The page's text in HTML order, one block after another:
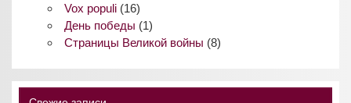
Vox populi(16)
День победы (1)
Страницы Великой войны (8)